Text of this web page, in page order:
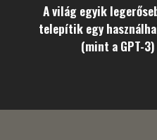
A világ egyik
telepítik egy
(mint a GPT-